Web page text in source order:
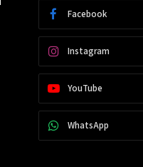
Facebook
Instagram
YouTube
WhatsApp